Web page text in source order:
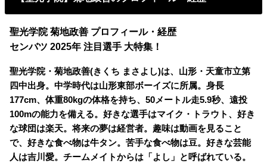
聖光学院 菊地政善 プロフィール・経歴
センバツ 2025年 注目選手 大特集！
聖光学院・菊地政善(きくち まさよし)は、山形・天童市立第
四中出身。中学時代は山形東部ボーイズに所属。身長
177cm、体重80kgの体格を持ち、50メートル走5.9秒、遠投
100mの能力を備える。好きな選手はマイク・トラウト、好き
な球団は楽天。将来の夢は経営者。趣味は動画を見ること
で、好きな食べ物は牛タン。苦手な食べ物は豆。好きな芸能
人は吉川愛。チームメイトからは「よし」と呼ばれている。